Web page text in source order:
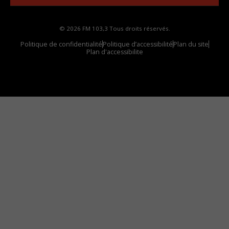
© 2026 FM 103,3 Tous droits réservés.
Politique de confidentialitéPolitique d’accessibilitéPlan du site
Plan d'accessibilite